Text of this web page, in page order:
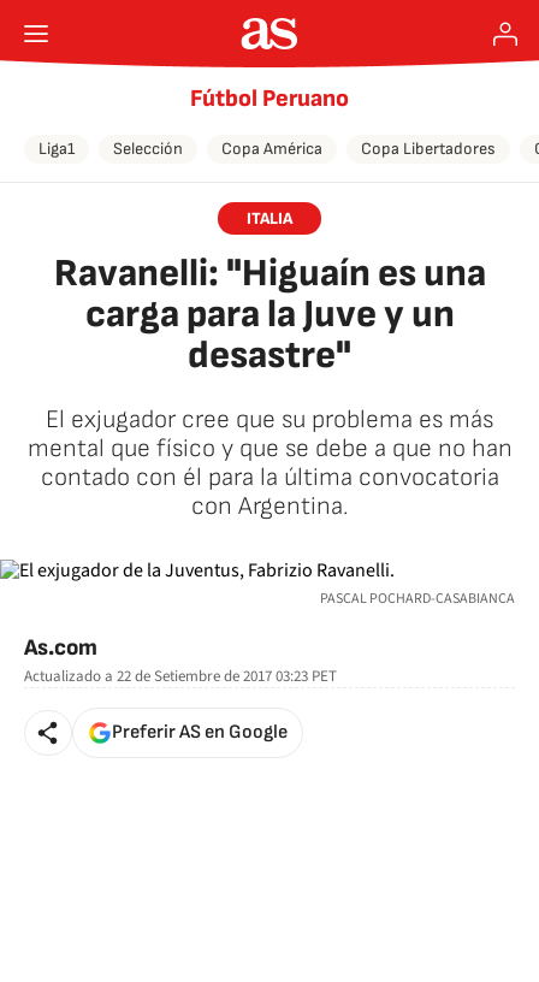
Fútbol Peruano
Liga1 Selección Copa América Copa Libertadores
ITALIA
Ravanelli: "Higuaín es una
carga para la Juve y un
desastre"
El exjugador cree que su problema es más
mental que físico y que se debe a que no han
contado con él para la última convocatoria
con Argentina.
PASCAL POCHARD-CASABIANCA
As.com
Actualizado a 22 de Setiembre de 2017 03:23 PET
Preferir AS en Google